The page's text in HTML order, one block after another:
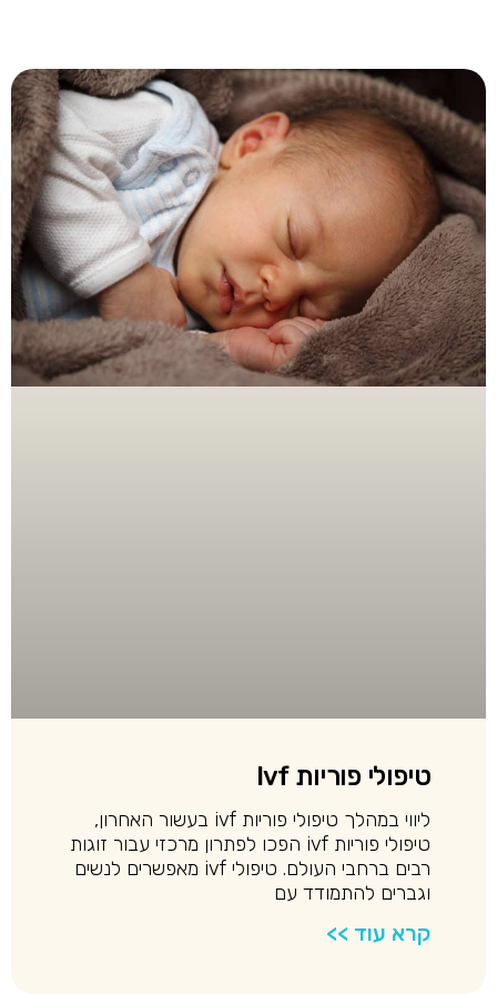
טיפולי פוריות Ivf
ליווי במהלך טיפולי פוריות ivf בעשור האחרון,
טיפולי פוריות ivf הפכו לפתרון מרכזי עבור זוגות
רבים ברחבי העולם. טיפולי ivf מאפשרים לנשים
וגברים להתמודד עם
קרא עוד >>